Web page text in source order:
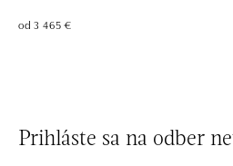
od 3 465 €
Prihláste sa na odber